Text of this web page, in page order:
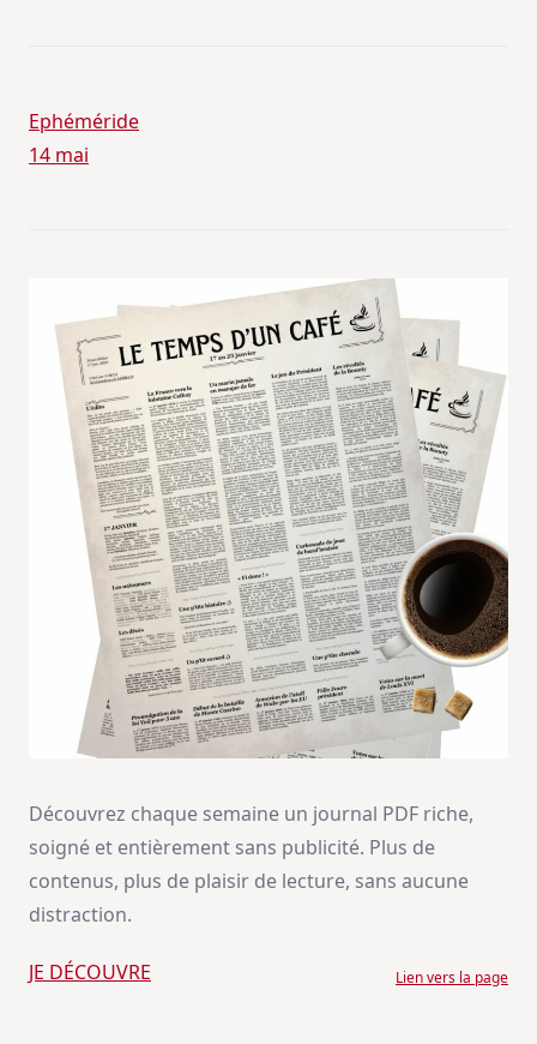
Ephéméride
14 mai
Découvrez chaque semaine un journal PDF riche,
soigné et entièrement sans publicité. Plus de
contenus, plus de plaisir de lecture, sans aucune
distraction.
JE DÉCOUVRE Lien vers la page